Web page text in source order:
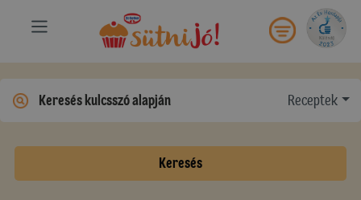
Receptek
Keresés